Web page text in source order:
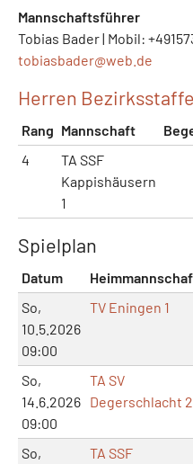
Mannschaftsführer
Tobias Bader | Mobil:
tobiasbader@web.de
Herren
Rang Mannschaft
4
TA SSF
Kappishäusern
1
Spielplan
Datum
So,
10.5.2026
09:00
TV Eningen 1
So,
14.6.2026
09:00
TA SV
Degerschlacht 2
So,
TA SSF